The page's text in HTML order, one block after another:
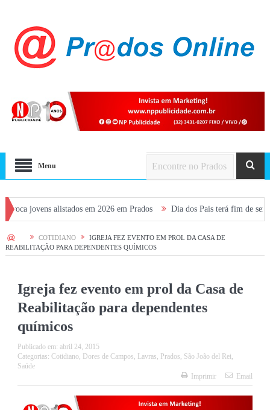
Menu
alistados em 2026 em Prados Dia dos Pais terá fim de semana
HOME COTIDIANO
IGREJA FEZ EVENTO EM PROL DA CASA DE
REABILITAÇÃO PARA DEPENDENTES QUÍMICOS
Igreja fez evento em prol da Casa de
Reabilitação para dependentes
químicos
Publicado em: abril 24, 2015
Categorias: Cotidiano, Dores de Campos, Lavras, Prados, São João del Rei,
Saúde
Imprimir
Email